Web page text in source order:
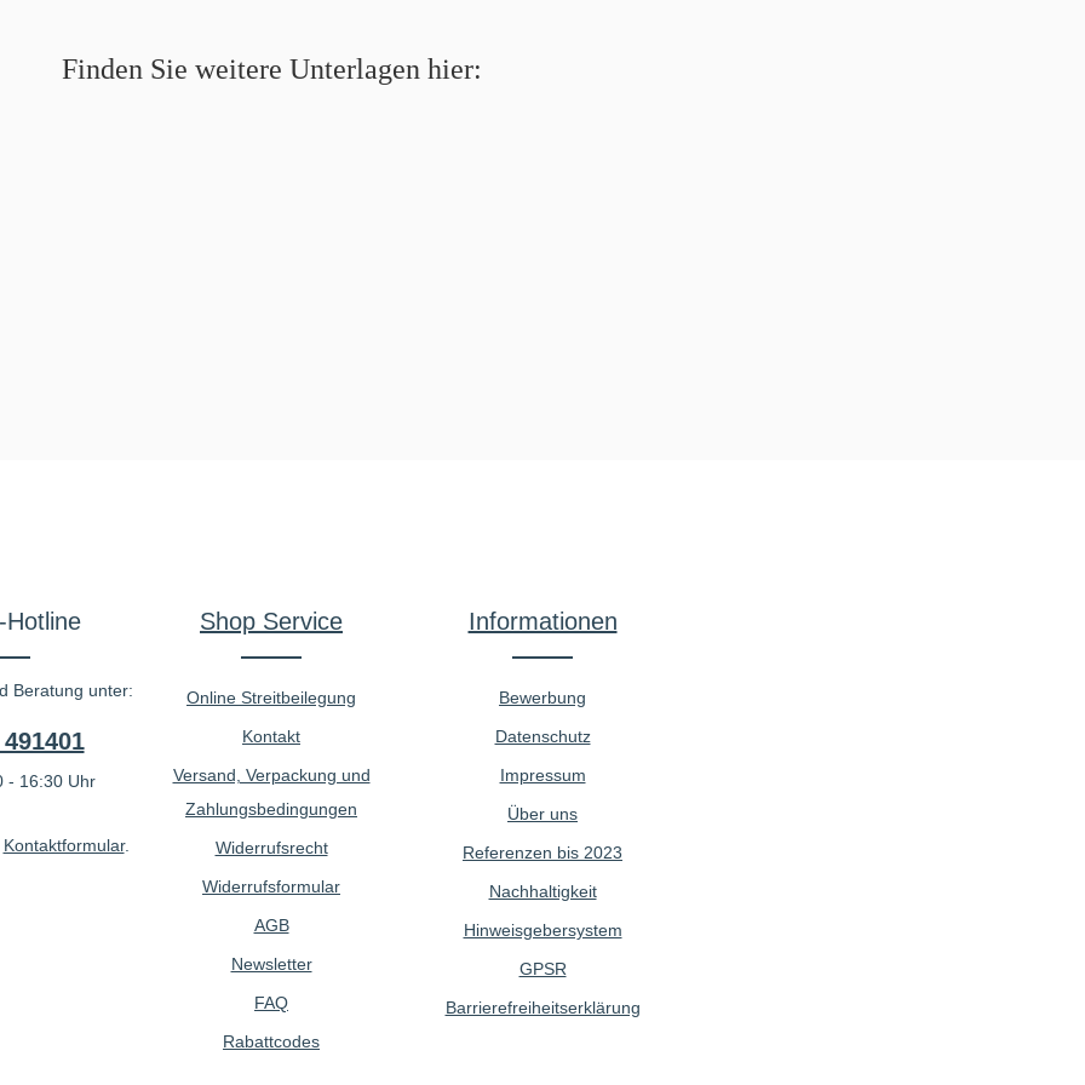
Finden Sie weitere Unterlagen hier:
Hotline
Beratung unter:
- 16:30 Uhr
Kontaktformular.
Shop Service
Online Streitbeilegung
Kontakt
Versand, Verpackung und
Zahlungsbedingungen
Widerrufsrecht
Widerrufsformular
AGB
Newsletter
FAQ
Rabattcodes
Informationen
Bewerbung
Datenschutz
Impressum
Über uns
Referenzen bis 2023
Nachhaltigkeit
Hinweisgebersystem
GPSR
Barrierefreiheitserklärung